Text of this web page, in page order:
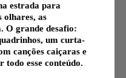
estrada para
olhares, as
O grande desafio:
um curta-
canções caiçaras e
esse conteúdo.